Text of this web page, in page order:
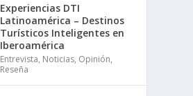
Experiencias DTI
Latinoamérica – Destinos
Turísticos Inteligentes en
Iberoamérica
Entrevista, Noticias, Opinión,
Reseña